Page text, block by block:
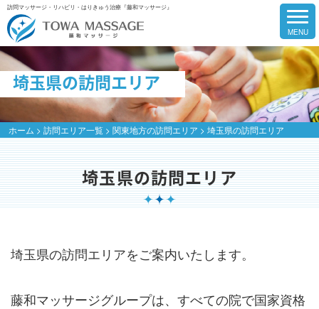
訪問マッサージ・リハビリ・はりきゅう治療『藤和マッサージ』
埼玉県の訪問エリア
ホーム > 訪問エリア一覧> 関東地方の訪問エリア > 埼玉県の訪問エリア
埼玉県の訪問エリア
埼玉県の訪問エリアをご案内いたします。
藤和マッサージグループは、すべての院で国家資格